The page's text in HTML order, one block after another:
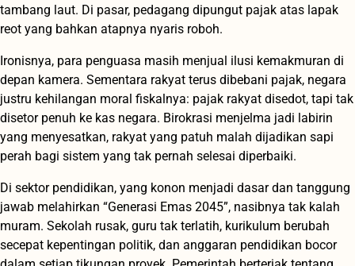
tambang laut. Di pasar, pedagang dipungut pajak atas lapak
reot yang bahkan atapnya nyaris roboh.
Ironisnya, para penguasa masih menjual ilusi kemakmuran di
depan kamera. Sementara rakyat terus dibebani pajak, negara
justru kehilangan moral fiskalnya: pajak rakyat disedot, tapi tak
disetor penuh ke kas negara. Birokrasi menjelma jadi labirin
yang menyesatkan, rakyat yang patuh malah dijadikan sapi
perah bagi sistem yang tak pernah selesai diperbaiki.
Di sektor pendidikan, yang konon menjadi dasar dan tanggung
jawab melahirkan “Generasi Emas 2045”, nasibnya tak kalah
muram. Sekolah rusak, guru tak terlatih, kurikulum berubah
secepat kepentingan politik, dan anggaran pendidikan bocor